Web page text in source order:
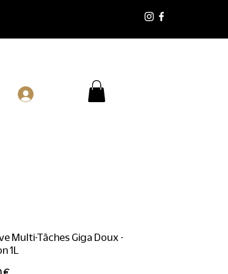
Multi-Tâches Giga Doux -
1L